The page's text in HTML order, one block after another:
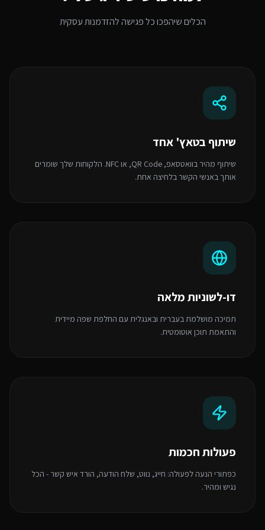
הכלים שיהפכו כל פגישה להזדמנות עסקית
שיתוף בטאץ' אחד
שיתוף מהיר בוואטסאפ, QR Code, או NFC. הלקוחות שלך שומרים
אותך באנשי הקשר בלחיצה אחת.
דו-לשוניות מלאה
תמיכה מושלמת בעברית ובאנגלית עם החלפת שפה מיידית
והתאמת תוכן אוטומטית.
פעולות חכמות
כפתורי הנעה לפעולה: חייג, נווט, שלח הודעה, הורד איש קשר - הכל
נגיש ומהיר.